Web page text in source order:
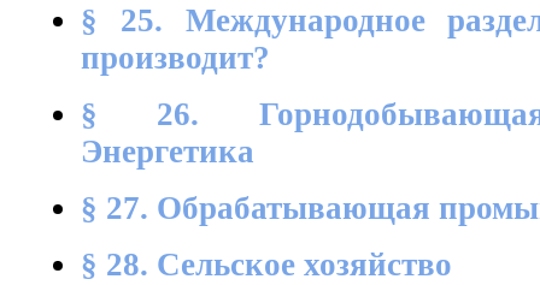
§ 25. Международное
производит?
§ 26.
Энергетика
§ 27. Обрабатывающая
§ 28. Сельское хозяйство